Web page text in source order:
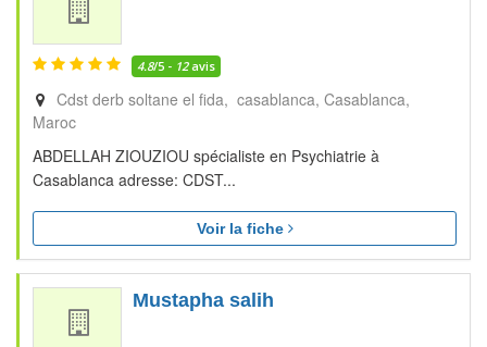
4.8/5 - 12avis
Cdst derb soltane el fida, casablanca Casablanca
Maroc
ABDELLAH ZIOUZIOU spécialiste en Psychiatrie à
Casablanca adresse: CDST...
Voir la fiche
Mustapha salih